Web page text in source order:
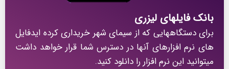
بانک فایلهای لیزری
برای دستگاههایی که از سیمای شهر خریداری کرده ایدفایل
های نرم افزارهای آنها در دسترس شما قرار خواهد داشت
میتوانید این نرم افزار را دانلود کنید.